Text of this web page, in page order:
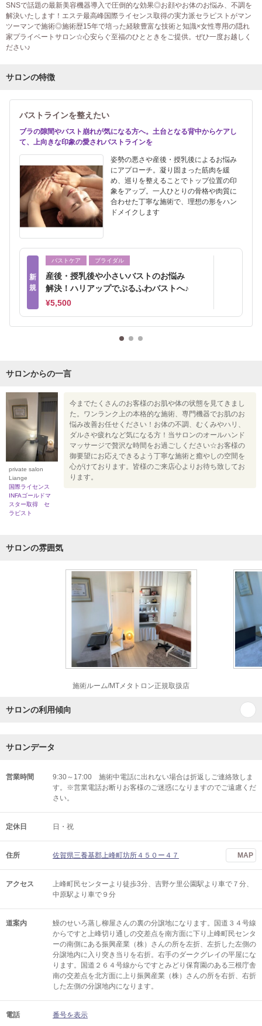
SNSで話題の最新美容機器導入で圧倒的な効果◎お顔やお体のお悩み、不調を
解決いたします！エステ最高峰国際ライセンス取得の実力派セラピストがマン
ツーマンで施術◎施術歴15年で培った経験豊富な技術と知識×女性専用の隠れ
家プライベートサロン☆心安らぐ至福のひとときをご提供。ぜひ一度お越しく
ださい♪
サロンの特徴
バストラインを整えたい
ブラの隙間やバスト崩れが気になる方へ。土台となる背中からケアし
て、上向きな印象の愛されバストラインを
姿勢の悪さや産後・授乳後によるお悩み
にアプローチ。凝り固まった筋肉を緩
め、巡りを整えることでトップ位置の印
象をアップ。一人ひとりの骨格や肉質に
合わせた丁寧な施術で、理想の形をハン
ドメイクします
新
規
バストケア ブライダル
産後・授乳後や小さいバストのお悩み
解決！ハリアップでぷるふわバストへ♪
¥5,500
サロンからの一言
private salon
Liange
国際ライセンス
INFAゴールドマ
スター取得 セ
ラピスト
今までたくさんのお客様のお肌や体の状態を見てきまし
た。ワンランク上の本格的な施術、専門機器でお肌のお
悩み改善お任せください！お体の不調、むくみやハリ、
ダルさや疲れなど気になる方！当サロンのオールハンド
マッサージで贅沢な時間をお過ごしください☆お客様の
御要望にお応えできるよう丁寧な施術と癒やしの空間を
心がけております。皆様のご来店心よりお待ち致してお
ります。
サロンの雰囲気
施術ルーム/MTメタトロン正規取扱店
サロンの利用傾向
サロンデータ
営業時間
9:30～17:00 施術中電話に出れない場合は折返しご連絡致しま
す。※営業電話お断りお客様のご迷惑になりますのでご遠慮くだ
さい。
定休日 日・祝
住所 佐賀県三養基郡上峰町坊所４５０ー４７ MAP
アクセス
上峰町民センターより徒歩3分、吉野ケ里公園駅より車で７分、
中原駅より車で９分
道案内
鰻のせいろ蒸し柳屋さんの裏の分譲地になります。国道３４号線
からですと上峰切り通しの交差点を南方面に下り上峰町民センタ
ーの南側にある振興産業（株）さんの所を左折、左折した左側の
分譲地内に入り突き当りを右折。右手のダークグレイの平屋にな
ります。国道２６４号線からですとみどり保育園のある三根庁舎
南の交差点を北方面に上り振興産業（株）さんの所を右折、右折
した左側の分譲地内になります。
電話 番号を表示